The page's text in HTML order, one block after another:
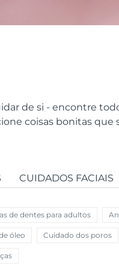
de si - encontre
coisas bonitas
CUIDADOS FACIAIS
de dentes para adultos
óleo Cuidado dos poros